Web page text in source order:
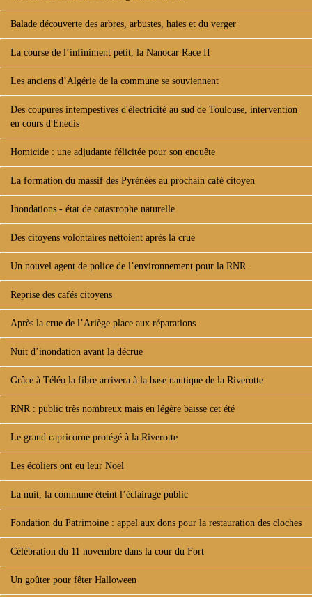
Balade découverte des arbres, arbustes, haies et du verger
La course de l’infiniment petit, la Nanocar Race II
Les anciens d’Algérie de la commune se souviennent
Des coupures intempestives d'électricité au sud de Toulouse, intervention
en cours d'Enedis
Homicide : une adjudante félicitée pour son enquête
La formation du massif des Pyrénées au prochain café citoyen
Inondations - état de catastrophe naturelle
Des citoyens volontaires nettoient après la crue
Un nouvel agent de police de l’environnement pour la RNR
Reprise des cafés citoyens
Après la crue de l’Ariège place aux réparations
Nuit d’inondation avant la décrue
Grâce à Téléo la fibre arrivera à la base nautique de la Riverotte
RNR : public très nombreux mais en légère baisse cet été
Le grand capricorne protégé à la Riverotte
Les écoliers ont eu leur Noël
La nuit, la commune éteint l’éclairage public
Fondation du Patrimoine : appel aux dons pour la restauration des cloches
Célébration du 11 novembre dans la cour du Fort
Un goûter pour fêter Halloween